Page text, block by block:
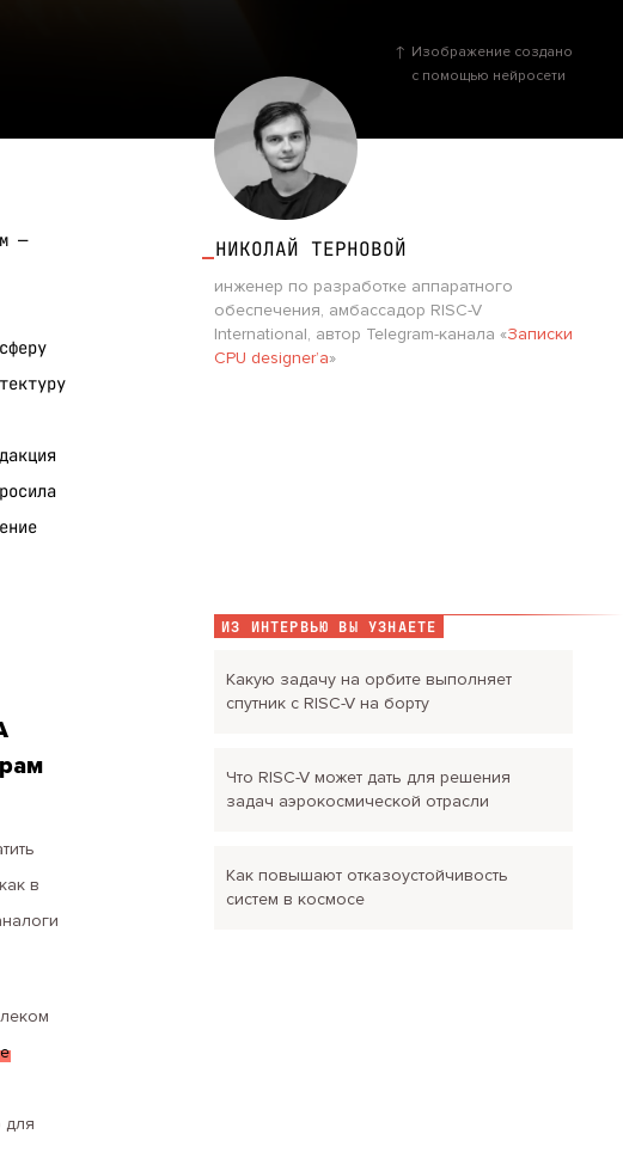
Изображение создано
с помощью нейросети
—
НИКОЛАЙ ТЕРНОВОЙ
инженер по разработке аппаратного
обеспечения, амбассадор RISC-V
International, автор Telegram-канала «Записки
CPU designer’a»
ИЗ ИНТЕРВЬЮ ВЫ УЗНАЕТЕ
Какую задачу на орбите выполняет
спутник с RISC-V на борту
Что RISC-V может дать для решения
задач аэрокосмической отрасли
Как повышают отказоустойчивость
систем в космосе
в
для